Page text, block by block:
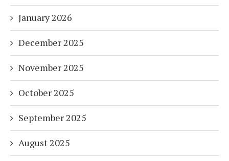
January 2026
December 2025
November 2025
October 2025
September 2025
August 2025